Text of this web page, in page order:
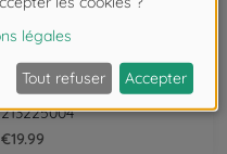
Coffrets jouets & stations
Jada Marvel Piste Mini Véhicules
213225004
€19.99